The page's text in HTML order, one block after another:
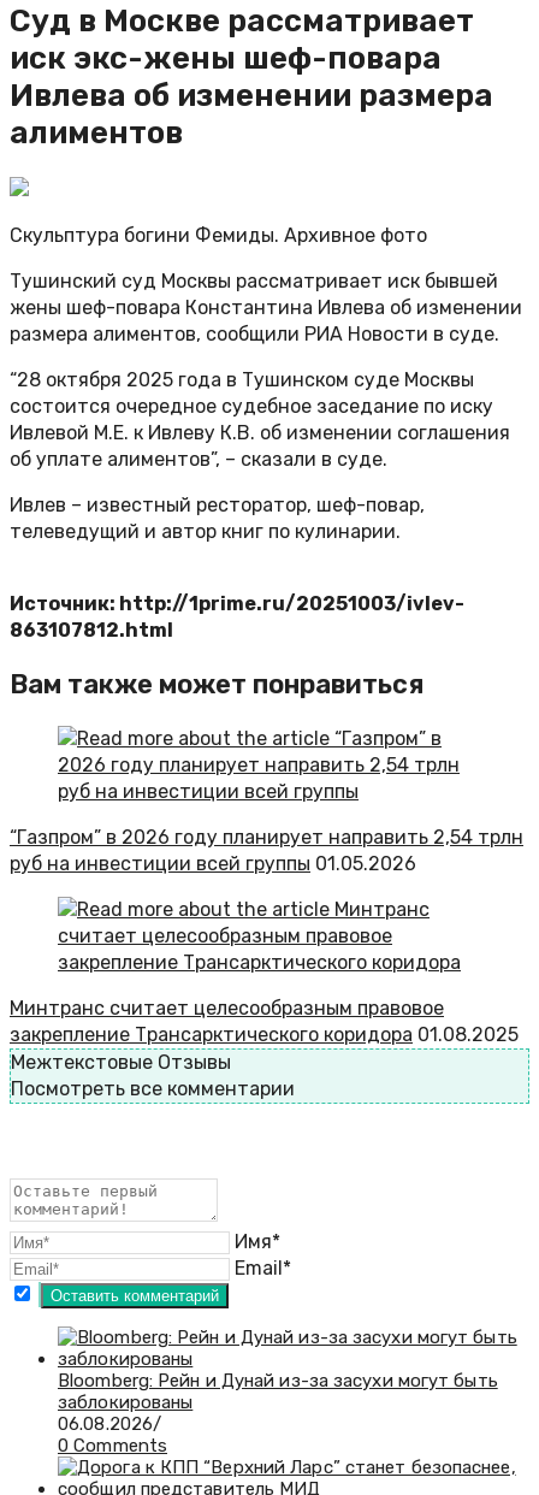
Суд в Москве рассматривает
иск экс-жены шеф-повара
Ивлева об изменении размера
алиментов
Скульптура богини Фемиды. Архивное фото
Тушинский суд Москвы рассматривает иск бывшей
жены шеф-повара Константина Ивлева об изменении
размера алиментов, сообщили РИА Новости в суде.
“28 октября 2025 года в Тушинском суде Москвы
состоится очередное судебное заседание по иску
Ивлевой М.Е. к Ивлеву К.В. об изменении соглашения
об уплате алиментов”, – сказали в суде.
Ивлев – известный ресторатор, шеф-повар,
телеведущий и автор книг по кулинарии.
Источник: http://1prime.ru/20251003/ivlev-
863107812.html
Вам также может понравиться
“Газпром” в 2026 году планирует направить 2,54 трлн
руб на инвестиции всей группы 01.05.2026
Минтранс считает целесообразным правовое
закрепление Трансарктического коридора 01.08.2025
Межтекстовые Отзывы
Посмотреть все комментарии
Имя*
Email*
Bloomberg: Рейн и Дунай из-за засухи могут быть
заблокированы
06.08.2026/
0 Comments